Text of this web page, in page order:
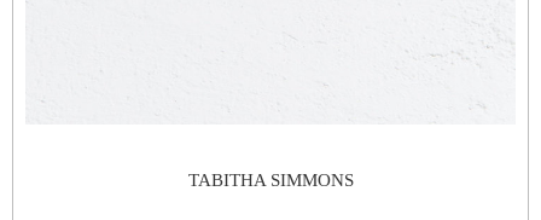
TABITHA SIMMONS